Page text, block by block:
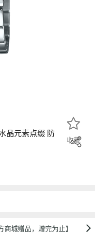
晶元素点缀 防
收藏
城赠品，赠完为止】